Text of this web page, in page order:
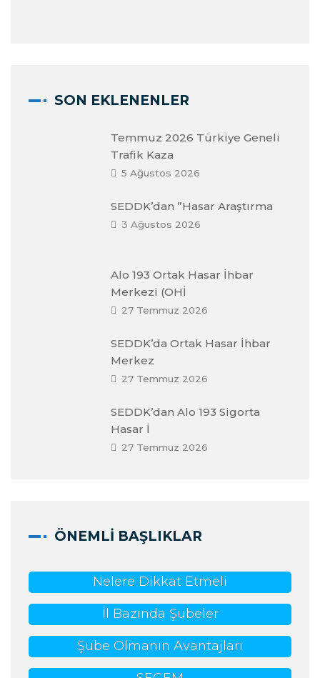
SON EKLENENLER
Temmuz 2026 Türkiye Geneli
Trafik Kaza
5 Ağustos 2026
SEDDK’dan ”Hasar Araştırma
3 Ağustos 2026
Alo 193 Ortak Hasar İhbar
Merkezi (OHİ
27 Temmuz 2026
SEDDK’da Ortak Hasar İhbar
Merkez
27 Temmuz 2026
SEDDK’dan Alo 193 Sigorta
Hasar İ
27 Temmuz 2026
ÖNEMLI BAŞLIKLAR
Nelere Dikkat Etmeli
İl Bazında Şubeler
Şube Olmanın Avantajları